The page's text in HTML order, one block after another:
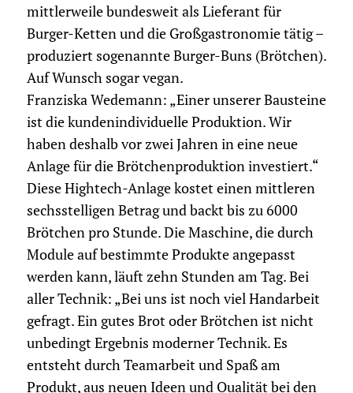
mittlerweile bundesweit als Lieferant für
Burger-Ketten und die Großgastronomie tätig –
produziert sogenannte Burger-Buns (Brötchen).
Auf Wunsch sogar vegan.
Franziska Wedemann: „Einer unserer Bausteine
ist die kundenindividuelle Produktion. Wir
haben deshalb vor zwei Jahren in eine neue
Anlage für die Brötchenproduktion investiert.“
Diese Hightech-Anlage kostet einen mittleren
sechsstelligen Betrag und backt bis zu 6000
Brötchen pro Stunde. Die Maschine, die durch
Module auf bestimmte Produkte angepasst
werden kann, läuft zehn Stunden am Tag. Bei
aller Technik: „Bei uns ist noch viel Handarbeit
gefragt. Ein gutes Brot oder Brötchen ist nicht
unbedingt Ergebnis moderner Technik. Es
entsteht durch Teamarbeit und Spaß am
Produkt, aus neuen Ideen und Qualität bei den